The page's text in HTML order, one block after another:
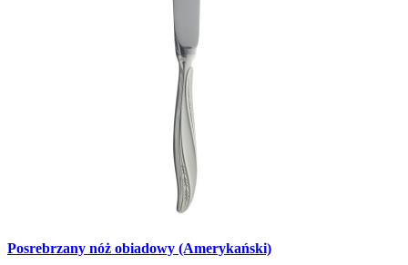
Posrebrzany nóż obiadowy (Amerykański)